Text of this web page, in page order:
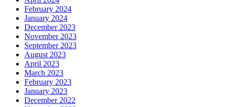
February 2024
January 2024
December 2023
November 2023
September 2023
August 2023
April 2023
March 2023
February 2023
January 2023
December 2022